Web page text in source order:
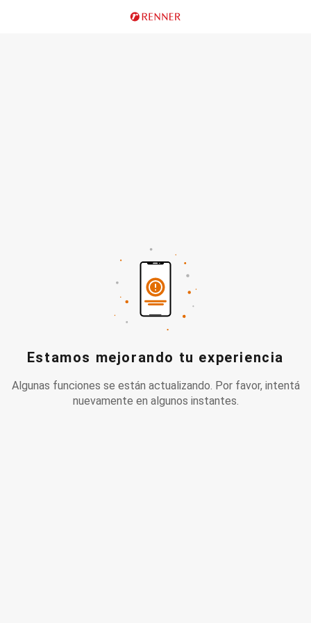
Estamos mejorando tu experiencia
Algunas funciones se están actualizando. Por favor, intentá
nuevamente en algunos instantes.